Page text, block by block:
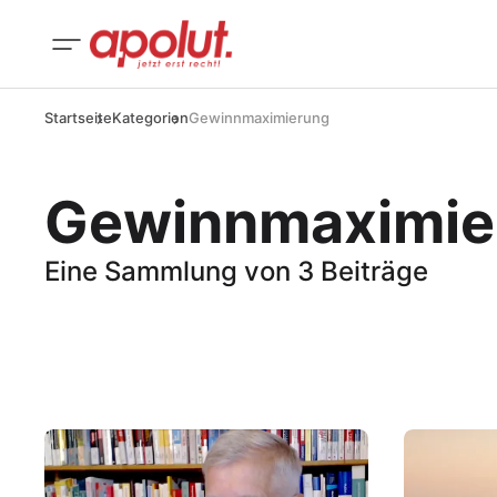
StartseiteKategorienGewinnmaximierung
Eine Sammlung von 3 Beiträge